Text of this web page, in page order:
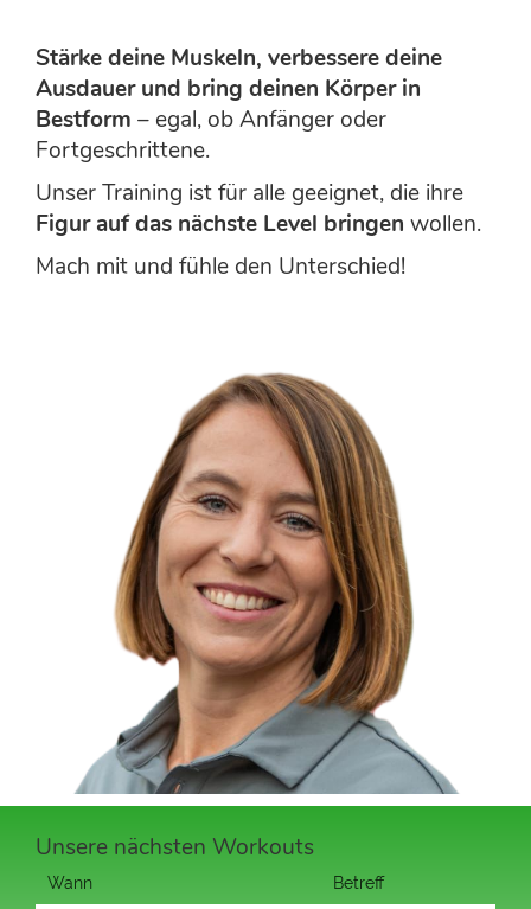
Stärke deine Muskeln, verbessere deine
Ausdauer und bring deinen Körper in
Bestform – egal, ob Anfänger oder
Fortgeschrittene.
Unser Training ist für alle geeignet, die ihre
Figur auf das nächste Level bringen wollen.
Mach mit und fühle den Unterschied!
Unsere nächsten Workouts
Wann Betreff